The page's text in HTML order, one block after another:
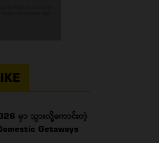
မှာ သွားလို့ကောင်းတဲ့
Getaways